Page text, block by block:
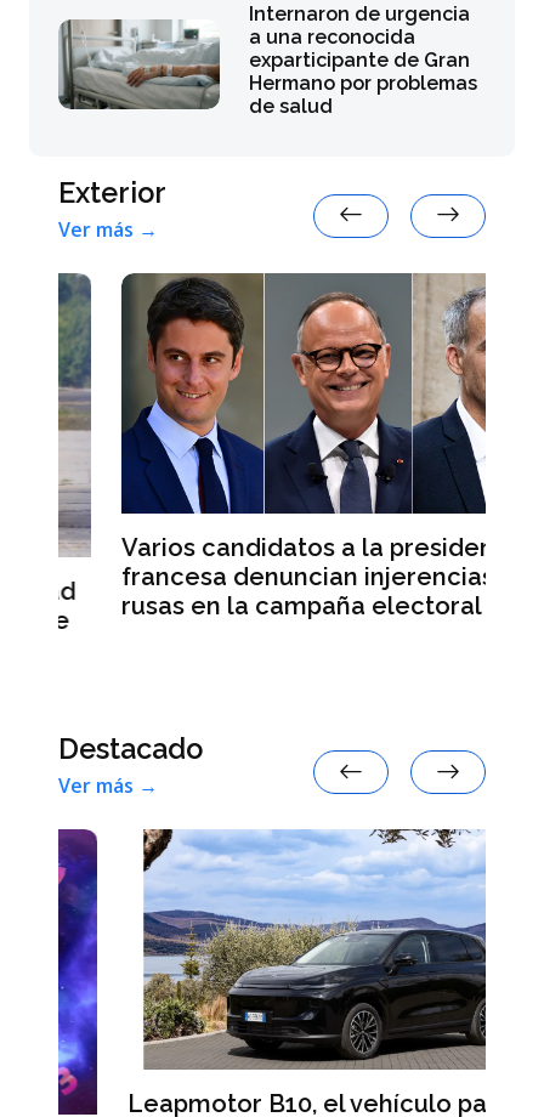
Internaron de urgencia
a una reconocida
exparticipante de Gran
Hermano por problemas
de salud
Exterior
Ver más →
Varios candidatos a la presidencia
francesa denuncian injerencias
rusas en la campaña electoral
Destacado
Ver más →
Leapmotor B10, el vehículo para